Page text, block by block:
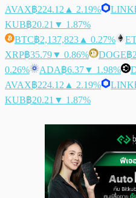
AVAX฿224.12 ▲ 2.19% LINK
KUB฿20.21 ▼ 1.87%
BTC฿2,137,823 ▲ 0.27%
XRP฿35.79▼ 0.86% DOGE฿
0.26%
ADA฿6.37▼ 1.98%
AVAX฿224.12 ▲ 2.19% LINK
KUB฿20.21 ▼ 1.87%